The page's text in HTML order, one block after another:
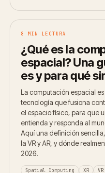
8 MIN LECTURA
¿Qué es la
espacial? Una
es y para qué
La computación espacial
tecnología que fusiona
el espacio físico, para que
entienda y responda al
Aquí una definición
la VR y AR, y dónde
2026.
Spatial Computing XR VR